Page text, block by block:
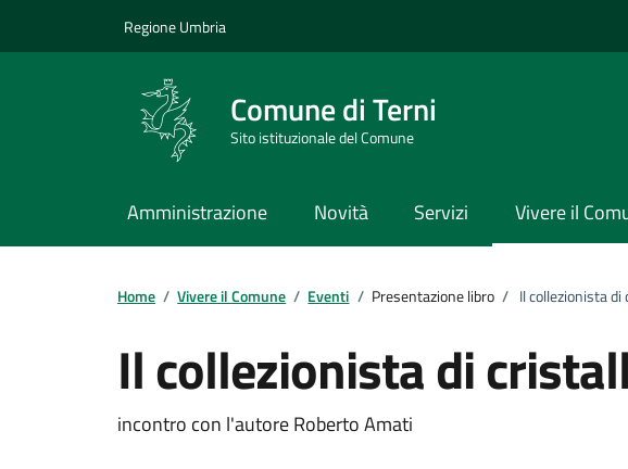
Regione Umbria
Comune di Terni
Sito istituzionale del Comune
Amministrazione Novità Servizi Vivere il
Home / Vivere il Comune / Eventi / Presentazione libro / Il collezionista
Il collezionista di
Dettagli dell'evento
incontro con l'autore Roberto Amati